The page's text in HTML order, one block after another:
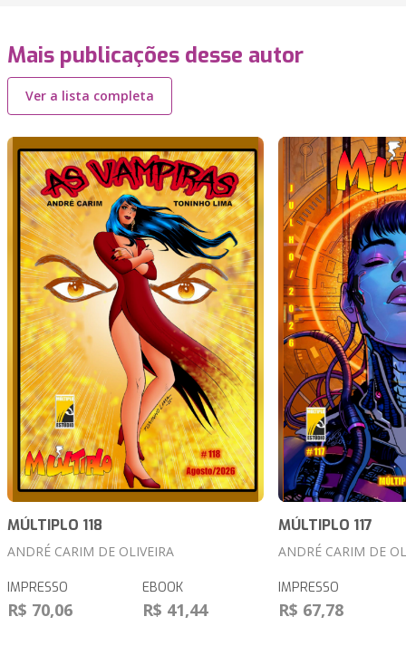
Mais publicações desse autor
Ver a lista completa
MÚLTIPLO 118
ANDRÉ CARIM DE OLIVEIRA
IMPRESSO
R$ 70,06
EBOOK
R$ 41,44
MÚLTIPLO 117
ANDRÉ CARIM DE
IMPRESSO
R$ 67,78